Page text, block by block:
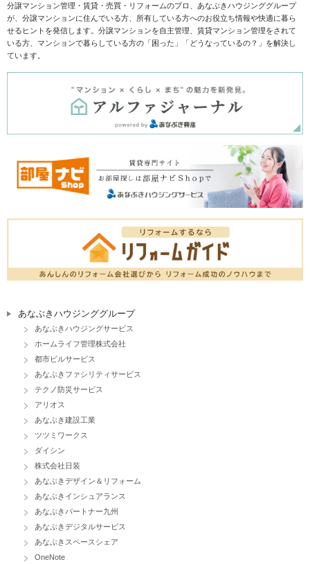
分譲マンション管理・賃貸・売買・リフォームのプロ、あなぶきハウジンググループ
が、分譲マンションに住んでいる方、所有している方へのお役立ち情報や快適に暮ら
せるヒントを発信します。分譲マンションを自主管理、賃貸マンション管理をされて
いる方、マンションで暮らしている方の「困った」「どうなっているの？」を解決し
ています。
あなぶきハウジンググループ
あなぶきハウジングサービス
ホームライフ管理株式会社
都市ビルサービス
あなぶきファシリティサービス
テクノ防災サービス
アリオス
あなぶき建設工業
ツツミワークス
ダイシン
株式会社日装
あなぶきデザイン＆リフォーム
あなぶきインシュアランス
あなぶきパートナー九州
あなぶきデジタルサービス
あなぶきスペースシェア
OneNote